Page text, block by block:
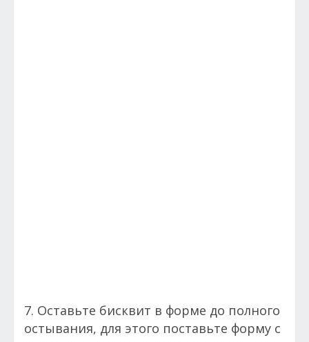
7. Оставьте бисквит в форме до полного
остывания, для этого поставьте форму с